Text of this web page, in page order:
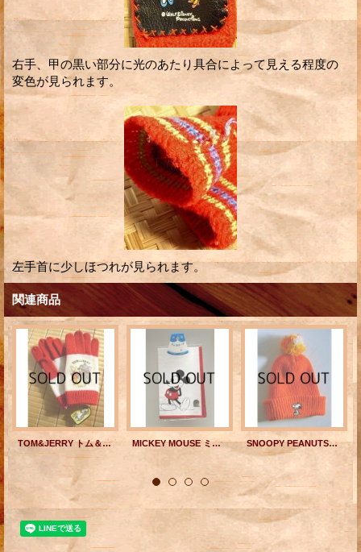
右手、甲の黒い部分に光のあたり具合によって見える程度の
変色が見られます。
左手首に少しほつれが見られます。
関連商品
TOM&JERRY トム＆ジェリー 子供用キャラクター手袋（100％ウール） サンエース(株) MICKEY MOUSE ミッキーマウス ハンカチーフ・ハンカチ Walt Disney Productions/三恵(株) SNOOPY PEANUTS HI-BULK ORLON SKI HAT WITH POM POM スヌーピー＆ウッドストック キッズポンポン付ニット帽 color オレンジ